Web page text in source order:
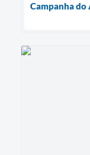
Campanha do